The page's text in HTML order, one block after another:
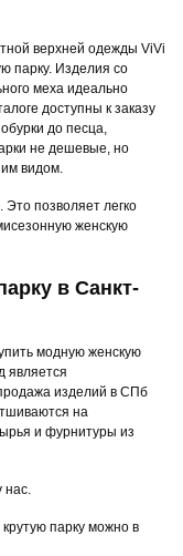
верхней одежды ViVi
парку. Изделия со
меха идеально
доступны к заказу
до песца,
не дешевые, но
видом.
позволяет легко
женскую
в Санкт-
модную женскую
является
изделий в СПб
на
и фурнитуры из
нас.
парку можно в